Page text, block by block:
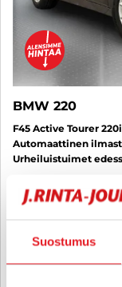
Suostumus
BMW 220
F45 Active Tourer
Automaattinen
Urheiluistuimet
13 880 €
13
alk. 163 € / kk